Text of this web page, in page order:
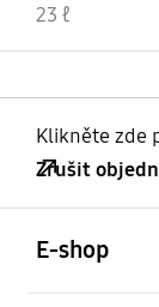
23 ℓ
Klikněte zde
Zrušit
E-shop